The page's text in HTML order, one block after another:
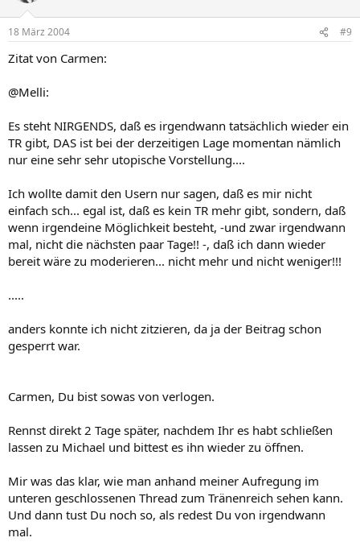
18 März 2004 #9
Zitat von Carmen:
@Melli:
Es steht NIRGENDS, daß es irgendwann tatsächlich wieder ein
TR gibt, DAS ist bei der derzeitigen Lage momentan nämlich
nur eine sehr sehr utopische Vorstellung....
Ich wollte damit den Usern nur sagen, daß es mir nicht
einfach sch... egal ist, daß es kein TR mehr gibt, sondern, daß
wenn irgendeine Möglichkeit besteht, -und zwar irgendwann
mal, nicht die nächsten paar Tage!! -, daß ich dann wieder
bereit wäre zu moderieren... nicht mehr und nicht weniger!!!
.....
anders konnte ich nicht zitzieren, da ja der Beitrag schon
gesperrt war.
Carmen, Du bist sowas von verlogen.
Rennst direkt 2 Tage später, nachdem Ihr es habt schließen
lassen zu Michael und bittest es ihn wieder zu öffnen.
Mir was das klar, wie man anhand meiner Aufregung im
unteren geschlossenen Thread zum Tränenreich sehen kann.
Und dann tust Du noch so, als redest Du von irgendwann
mal.